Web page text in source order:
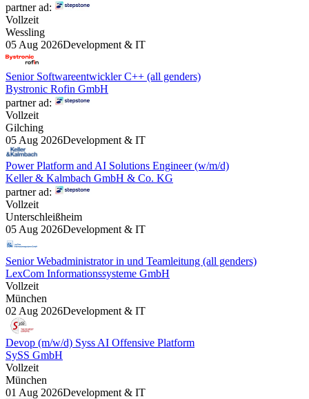
partner ad:
Vollzeit
Wessling
05 Aug 2026Development & IT
Senior Softwareentwickler C++ (all genders)
Bystronic Rofin GmbH
partner ad:
Vollzeit
Gilching
05 Aug 2026Development & IT
Power Platform and AI Solutions Engineer (w/m/d)
Keller & Kalmbach GmbH & Co. KG
partner ad:
Vollzeit
Unterschleißheim
05 Aug 2026Development & IT
Senior Webadministrator in und Teamleitung (all genders)
LexCom Informationssysteme GmbH
Vollzeit
München
02 Aug 2026Development & IT
Devop (m/w/d) Syss AI Offensive Platform
SySS GmbH
Vollzeit
München
01 Aug 2026Development & IT